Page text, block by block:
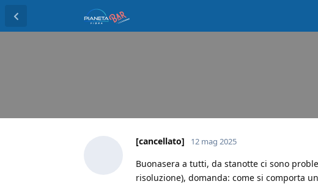
[cancellato] 12 mag 2025
Buonasera a tutti, da stanotte ci sono
risoluzione), domanda: come si comporta